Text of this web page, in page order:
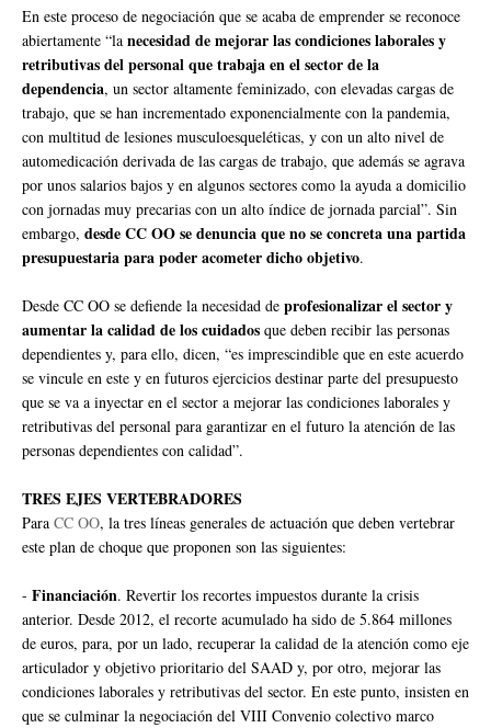
En este proceso de negociación que se acaba de emprender se reconoce
abiertamente “la necesidad de mejorar las condiciones laborales y
retributivas del personal que trabaja en el sector de la
dependencia, un sector altamente feminizado, con elevadas cargas de
trabajo, que se han incrementado exponencialmente con la pandemia,
con multitud de lesiones musculoesqueléticas, y con un alto nivel de
automedicación derivada de las cargas de trabajo, que además se agrava
por unos salarios bajos y en algunos sectores como la ayuda a domicilio
con jornadas muy precarias con un alto índice de jornada parcial”. Sin
embargo, desde CC OO se denuncia que no se concreta una partida
presupuestaria para poder acometer dicho objetivo.
Desde CC OO se defiende la necesidad de profesionalizar el sector y
aumentar la calidad de los cuidados que deben recibir las personas
dependientes y, para ello, dicen, “es imprescindible que en este acuerdo
se vincule en este y en futuros ejercicios destinar parte del presupuesto
que se va a inyectar en el sector a mejorar las condiciones laborales y
retributivas del personal para garantizar en el futuro la atención de las
personas dependientes con calidad”.
TRES EJES VERTEBRADORES
Para CC OO, la tres líneas generales de actuación que deben vertebrar
este plan de choque que proponen son las siguientes:
- Financiación. Revertir los recortes impuestos durante la crisis
anterior. Desde 2012, el recorte acumulado ha sido de 5.864 millones
de euros, para, por un lado, recuperar la calidad de la atención como eje
articulador y objetivo prioritario del SAAD y, por otro, mejorar las
condiciones laborales y retributivas del sector. En este punto, insisten en
que se culminar la negociación del VIII Convenio colectivo marco